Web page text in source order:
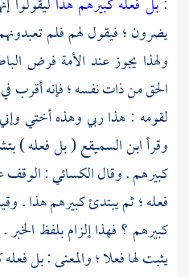
يضرون ؛ فيقول لهم فلم
ولهذا يجوز عند الأمة فرض
الحق من ذات نفسه ؛ فإنه أقرب
لقومه : هذا ربي وهذه أختي
وقرأابن السميقع( بل فعله )
كبيرهم . وقالالكسائي: الوقف
فعله ؛ ثم يبتدئ كبيرهم هذا .
كبيرهم ؟ فهذا إلزام بلفظ
يثبت لها فعلا ؛ والمعنى : بل